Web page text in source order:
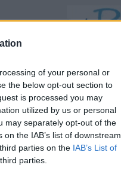
of your personal or
the below opt-out section to
is processed you may
utilized by us or personal
may separately opt-out of the
the IAB’s list of downstream
parties on the IAB’s List of
parties.